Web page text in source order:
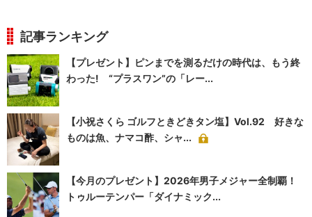
記事ランキング
【プレゼント】ピンまでを測るだけの時代は、もう終
わった! “プラスワン”の「レー...
【小祝さくら ゴルフときどきタン塩】Vol.92 好きな
ものは魚、ナマコ酢、シャ...
【今月のプレゼント】2026年男子メジャー全制覇！
トゥルーテンパー「ダイナミック...